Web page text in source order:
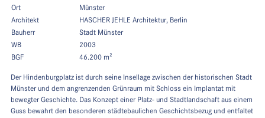
Ort
Münster
Architekt
HASCHER JEHLE Architektur, Berlin
Bauherr
Stadt Münster
WB
2003
BGF
46.200 m²
Der Hindenburgplatz ist durch seine Insellage zwischen der historischen Stadt
Münster und dem angrenzenden Grünraum mit Schloss ein Implantat mit
bewegter Geschichte. Das Konzept einer Platz- und Stadtlandschaft aus einem
Guss bewahrt den besonderen städtebaulichen Geschichtsbezug und entfaltet